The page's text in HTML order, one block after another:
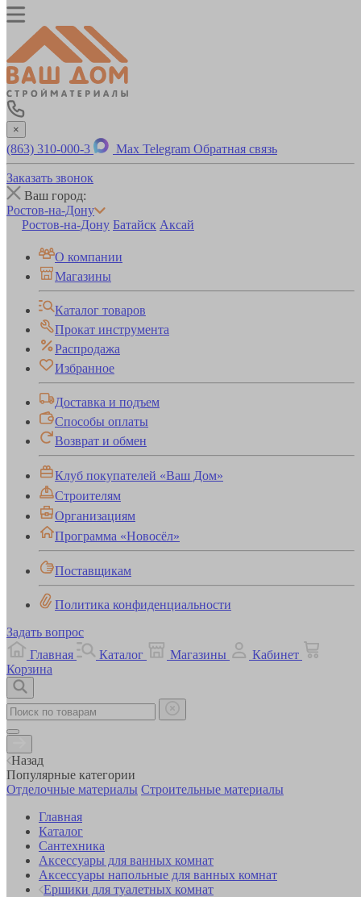
×
(863) 310-000-3 Max Telegram Обратная связь
Заказать звонок
Ваш город:
Ростов-на-Дону
Ростов-на-Дону Батайск Аксай
О компании
Магазины
Каталог товаров
Прокат инструмента
Распродажа
Избранное
Доставка и подъем
Способы оплаты
Возврат и обмен
Клуб покупателей «Ваш Дом»
Строителям
Организациям
Программа «Новосёл»
Поставщикам
Политика конфиденциальности
Задать вопрос
Главная
Каталог Магазины
Кабинет
Корзина
Назад
Популярные категории
Отделочные материалы Строительные материалы
Главная
Каталог
Сантехника
Аксессуары для ванных комнат
Аксессуары напольные для ванных комнат
Ершики для туалетных комнат